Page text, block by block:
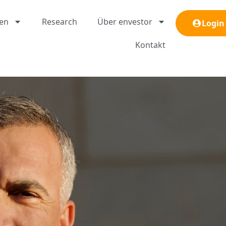
Research Über envestor
Kontakt
Login